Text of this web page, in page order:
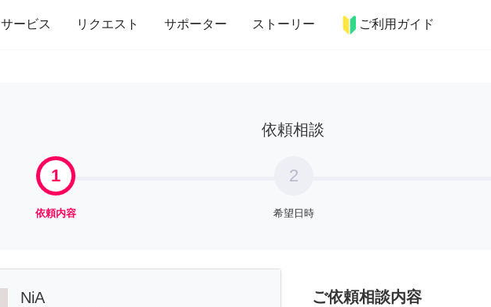
サービス リクエスト サポーター ストーリー ご利用ガイド
家事 引っ越し インテリア 趣味・習い事 ペット 料理
依頼相談
1
依頼内容
2
希望日時
NiA ご依頼相談内容